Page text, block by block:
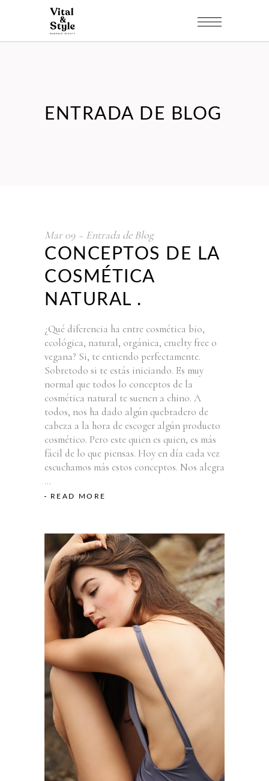
ENTRADA DE BLOG
Mar 09 Entrada de Blog
CONCEPTOS DE LA
COSMÉTICA
NATURAL .
¿Qué diferencia ha entre cosmética bio,
ecológica, natural, orgánica, cruelty free o
vegana? Si, te entiendo perfectamente.
Sobretodo si te estás iniciando. Es muy
normal que todos lo conceptos de la
cosmética natural te suenen a chino. A
todos, nos ha dado algún quebradero de
cabeza a la hora de escoger algún producto
cosmético. Pero este quien es quien, es más
fácil de lo que piensas. Hoy en día cada vez
escuchamos más estos conceptos. Nos alegra
READ MORE